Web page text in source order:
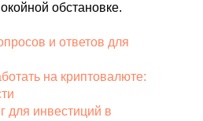
обстановке.
и ответов для
на криптовалюте:
для инвестиций в